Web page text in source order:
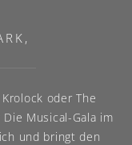
oder The
Musical-Gala im
und bringt den